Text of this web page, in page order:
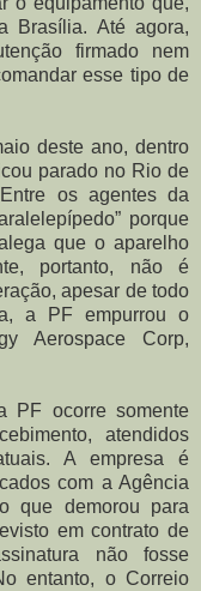
Brasília. Até agora,
firmado nem
esse tipo de
deste ano, dentro
parado no Rio de
os agentes da
porque
que o aparelho
portanto, não é
apesar de todo
a PF empurrou o
Aerospace Corp,
PF ocorre somente
atendidos
A empresa é
com a Agência
que demorou para
em contrato de
não fosse
entanto, o Correio